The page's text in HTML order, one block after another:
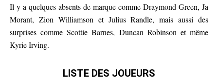
Il y a quelques absents de marque comme Draymond Green, Ja
Morant, Zion Williamson et Julius Randle, mais aussi des
surprises comme Scottie Barnes, Duncan Robinson et même
Kyrie Irving.
LISTE DES JOUEURS